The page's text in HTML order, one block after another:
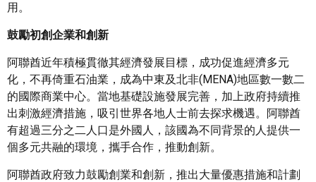
用。
鼓勵初創企業和創新
阿聯酋近年積極貫徹其經濟發展目標，成功促進經濟多元
化，不再倚重石油業，成為中東及北非(MENA)地區數一數二
的國際商業中心。當地基礎設施發展完善，加上政府持續推
出刺激經濟措施，吸引世界各地人士前去探求機遇。阿聯酋
有超過三分之二人口是外國人，該國為不同背景的人提供一
個多元共融的環境，攜手合作，推動創新。
阿聯酋政府致力鼓勵創業和創新，推出大量優惠措施和計劃